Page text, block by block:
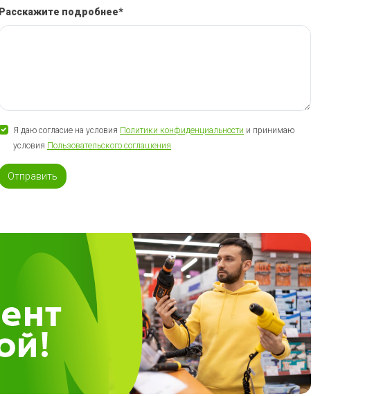
Расскажите подробнее*
Я даю согласие на условия Политики конфиденциальности и принимаю
условия Пользовательского соглашения
Отправить